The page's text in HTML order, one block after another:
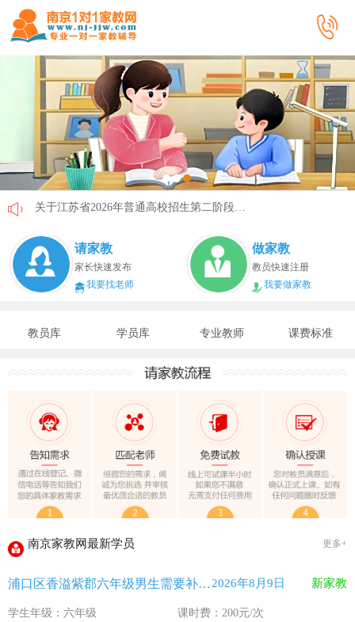
省教育厅最新发文！事关2026年普通高校综合评价招生改革
我市2026年春季学期学生资助申请开始
致全省中小学生家长的一封信
2025年12月江苏教育考试月历
最新！教育部等5部门发布20条举措
​2025年11月江苏教育考试月历
5个新突破！国新办发布会介绍“十四五”时期加快建设教育强
省教育厅最新发文！事关2026年普通高校综合评价招生改革 2026-4-10
我市2026年春季学期学生资助申请开始
请家教
家长快速发布
我要找老师
做家教
教员快速注册
我要做家教
教员库 学员库 专业教师 课费标准
南京家教网最新学员 更多+
浦口区香溢紫郡六年级男生需要补习语数英2026年8月9日 新家教
学生年级：六年级
课时费：200元/次